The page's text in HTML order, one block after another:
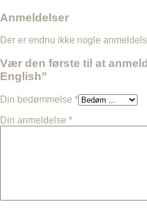
Anmeldelser
Der er endnu ikke nogle
Vær den første til at
English”
Din bedømmelse *
Din anmeldelse *